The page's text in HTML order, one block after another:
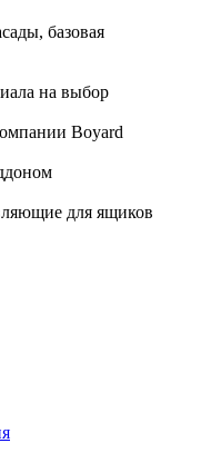
базовая
на выбор
Boyard
для ящиков